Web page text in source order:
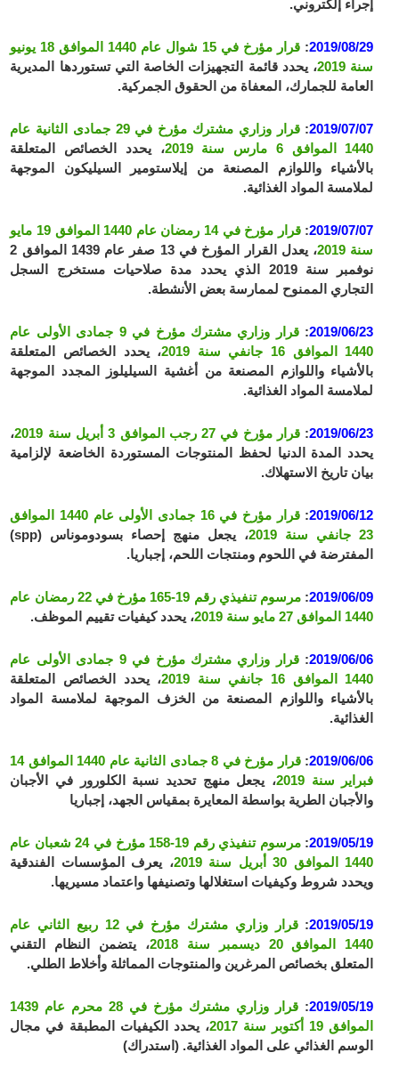
إجراء إلكتروني.
2019/08/29
:
قرار مؤرخ في 15 شوال عام 1440 الموافق 18 يونيو
سنة 2019
، يحدد قائمة التجهيزات الخاصة التي تستوردها المديرية
العامة للجمارك، المعفاة من الحقوق الجمركية.
2019/07/07
:
قرار وزاري مشترك مؤرخ في 29 جمادى الثانية عام
1440 الموافق 6 مارس سنة 2019
، يحدد الخصائص المتعلقة
بالأشياء واللوازم المصنعة من إيلاستومير السيليكون الموجهة
لملامسة المواد الغذائية.
2019/07/07
:
قرار مؤرخ في 14 رمضان عام 1440 الموافق 19 مايو
سنة 2019
، يعدل القرار المؤرخ في 13 صفر عام 1439 الموافق 2
نوفمبر سنة 2019 الذي يحدد مدة صلاحيات مستخرج السجل
التجاري الممنوح لممارسة بعض الأنشطة.
2019/06/23
:
قرار وزاري مشترك مؤرخ في 9 جمادى الأولى عام
1440 الموافق 16 جانفي سنة 2019
، يحدد الخصائص المتعلقة
بالأشياء واللوازم المصنعة من أغشية السيليلوز المجدد الموجهة
لملامسة المواد الغذائية.
2019/06/23
: قرار مؤرخ في 27 رجب الموافق 3 أبريل سنة 2019
،
يحدد المدة الدنيا لحفظ المنتوجات المستوردة الخاضعة لإلزامية
بيان تاريخ الاستهلاك.
2019/06/12
:
قرار مؤرخ في 16 جمادى الأولى عام 1440 الموافق
23 جانفي سنة 2019
، يجعل منهج إحصاء بسودوموناس (spp)
المفترضة في اللحوم ومنتجات اللحم، إجباريا.
2019/06/09
:
مرسوم تنفيذي رقم 19-165 مؤرخ في 22 رمضان عام
1440 الموافق 27 مايو سنة 2019
، يحدد كيفيات تقييم الموظف.
2019/06/06
:
قرار وزاري مشترك مؤرخ في 9 جمادى الأولى عام
1440 الموافق 16 جانفي سنة 2019
، يحدد الخصائص المتعلقة
بالأشياء واللوازم المصنعة من الخزف الموجهة لملامسة المواد
الغذائية.
2019/06/06
:
قرار مؤرخ في 8 جمادى الثانية عام 1440 الموافق 14
فبراير سنة 2019
، يجعل منهج تحديد نسبة الكلورور في الأجبان
والأجبان الطرية بواسطة المعايرة بمقياس الجهد، إجباريا
2019/05/19
:
مرسوم تنفيذي رقم 19-158 مؤرخ في 24 شعبان عام
1440 الموافق 30 أبريل سنة 2019
، يعرف المؤسسات الفندقية
ويحدد شروط وكيفيات استغلالها وتصنيفها واعتماد مسيريها.
2019/05/19
:
قرار وزاري مشترك مؤرخ في 12 ربيع الثاني عام
1440 الموافق 20 ديسمبر سنة 2018
، يتضمن النظام التقني
المتعلق بخصائص المرغرين والمنتوجات المماثلة وأخلاط الطلي.
2019/05/19
:
قرار وزاري مشترك مؤرخ في 28 محرم عام 1439
الموافق 19 أكتوبر سنة 2017
، يحدد الكيفيات المطبقة في مجال
الوسم الغذائي على المواد الغذائية. (استدراك)